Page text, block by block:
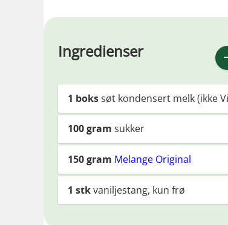
Ingredienser
1 bokssøt kondensert melk (ikke
100gram sukker
150gram Melange Original
1 stkvaniljestang, kun frø